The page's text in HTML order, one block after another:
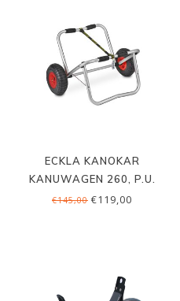
ECKLA KANOKAR
KANUWAGEN 260, P.U.
€145,00 €119,00